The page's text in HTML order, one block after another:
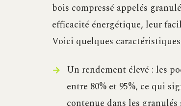
bois compressé appelés
efficacité énergétique, leur
Voici quelques
Un rendement élevé : les
entre 80% et 95%, ce qui